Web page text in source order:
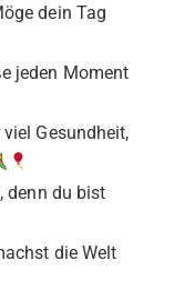
dein Tag
jeden Moment
Gesundheit,
denn du bist
die Welt